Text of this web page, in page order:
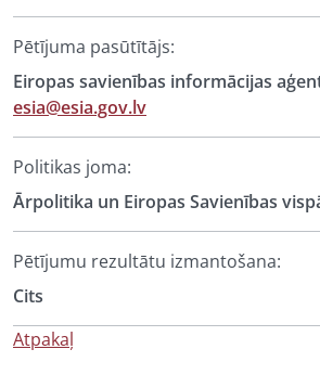
Pētījuma pasūtītājs:
Eiropas savienības informācijas
esia@esia.gov.lv
Politikas joma:
Ārpolitika un Eiropas Savienības
Pētījumu rezultātu izmantošana:
Cits
Atpakaļ